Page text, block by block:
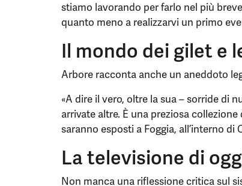
stiamo lavorando per farlo nel più
quanto meno a realizzarvi un primo
Il mondo dei gilet e
Arbore racconta anche un aneddoto
«A dire il vero, oltre la sua – sorride di
arrivate altre. È una preziosa
saranno esposti a Foggia, all’interno di
La televisione di
Non manca una riflessione critica sul